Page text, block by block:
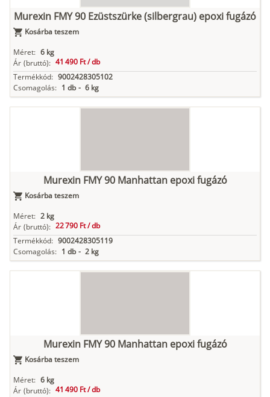
Murexin FMY 90 Ezüstszürke (silbergrau) epoxi fugázó
Kosárba teszem
Méret: 6 kg
Ár (bruttó): 41 490 Ft /db
Termékkód: 9002428305102
Csomagolás: 1 db - 6 kg
Murexin FMY 90 Manhattan epoxi fugázó
Kosárba teszem
Méret: 2 kg
Ár (bruttó): 22 790 Ft /db
Termékkód: 9002428305119
Csomagolás: 1 db - 2 kg
Murexin FMY 90 Manhattan epoxi fugázó
Kosárba teszem
Méret: 6 kg
Ár (bruttó): 41 490 Ft /db